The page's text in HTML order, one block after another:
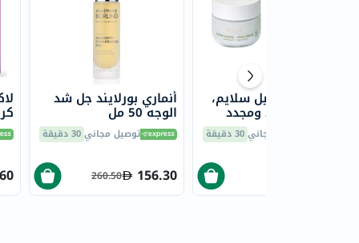
50 مل
أنماري بورلايند جل شد
الوجه 50 مل
توصيل مجاني30 دقيقة
156.30
260.50
كريم روير سنيل سلايم،
مضاد للتجاعيد ومجدد
توصيل مجاني30 دقيقة